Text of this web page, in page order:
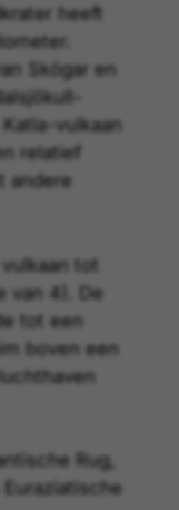
heeft
Skógar en
vulkaan
relatief
andere
tot
van 4). De
tot een
boven een
Rug,